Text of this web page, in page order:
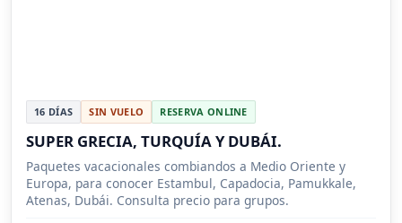
16 DÍAS SIN VUELO RESERVA ONLINE
SUPER GRECIA, TURQUÍA Y DUBÁI.
Paquetes vacacionales combiandos a Medio Oriente y
Europa, para conocer Estambul, Capadocia, Pamukkale,
Atenas, Dubái. Consulta precio para grupos.